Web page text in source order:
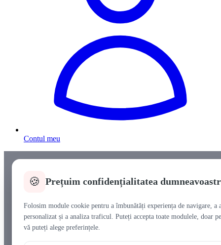
Contul meu
🍪 Prețuim confidențialitatea
Folosim module cookie pentru a îmbunătăți experiența de navigare, a
personalizat și a analiza traficul. Puteți accepta toate modulele, doar
vă puteți alege preferințele.